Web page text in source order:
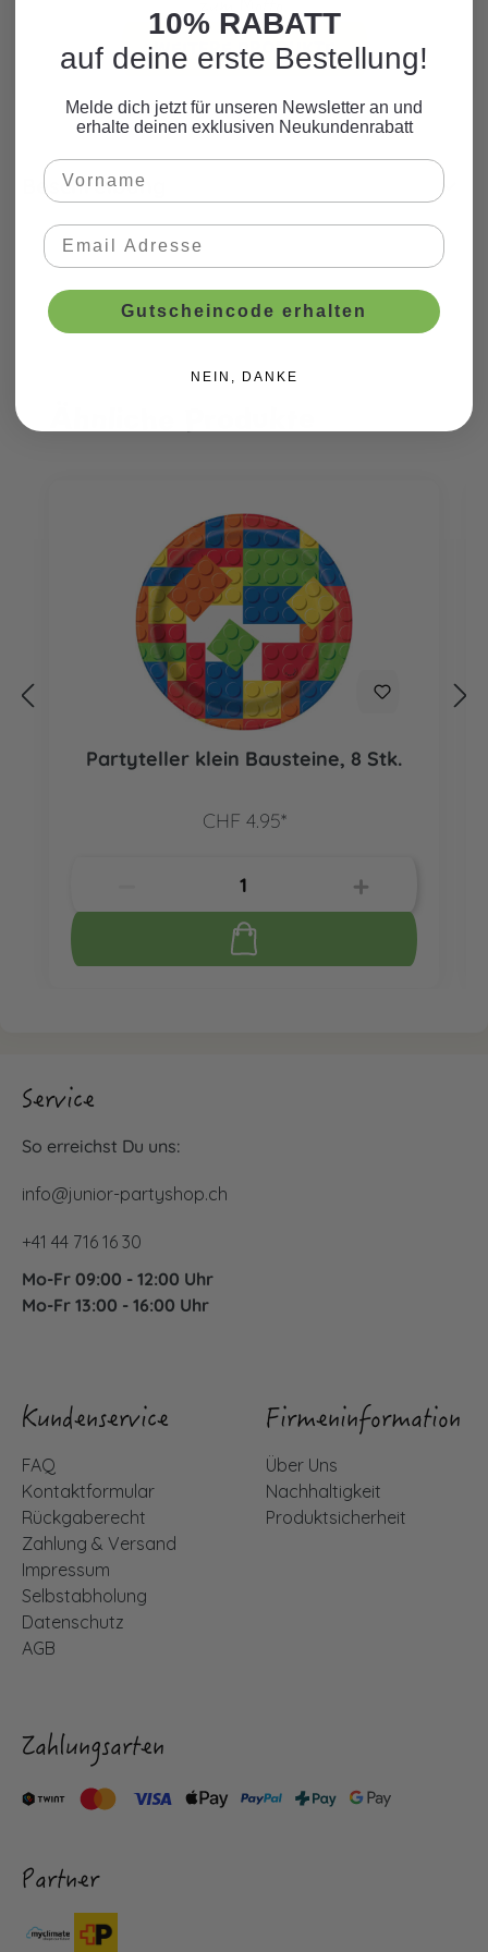
zum Motto.
WEITERE PRODUKTE
Beschreibung
Partyteller klein Bausteine, 8 Stk.
CHF 4.95*
Service
So erreichst Du uns:
info@junior-partyshop.ch
+41 44 716 16 30
Mo-Fr 09:00 - 12:00 Uhr
Mo-Fr 13:00 - 16:00 Uhr
Kundenservice
FAQ
Kontaktformular
Rückgaberecht
Zahlung & Versand
Impressum
Selbstabholung
Datenschutz
AGB
Firmeninformation
Über Uns
Nachhaltigkeit
Produktsicherheit
Zahlungsarten
Partner
10% RABATT
auf deine erste Bestellung!
Melde dich jetzt für unseren Newsletter an und
erhalte deinen exklusiven Neukundenrabatt
Gutscheincode erhalten
NEIN, DANKE